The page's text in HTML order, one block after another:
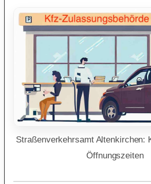
Straßenverkehrsamt Altenkirchen:
Öffnungszeiten